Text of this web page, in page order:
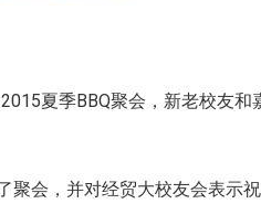
夏季BBQ聚会，新老校友和
聚会，并对经贸大校友会表示祝